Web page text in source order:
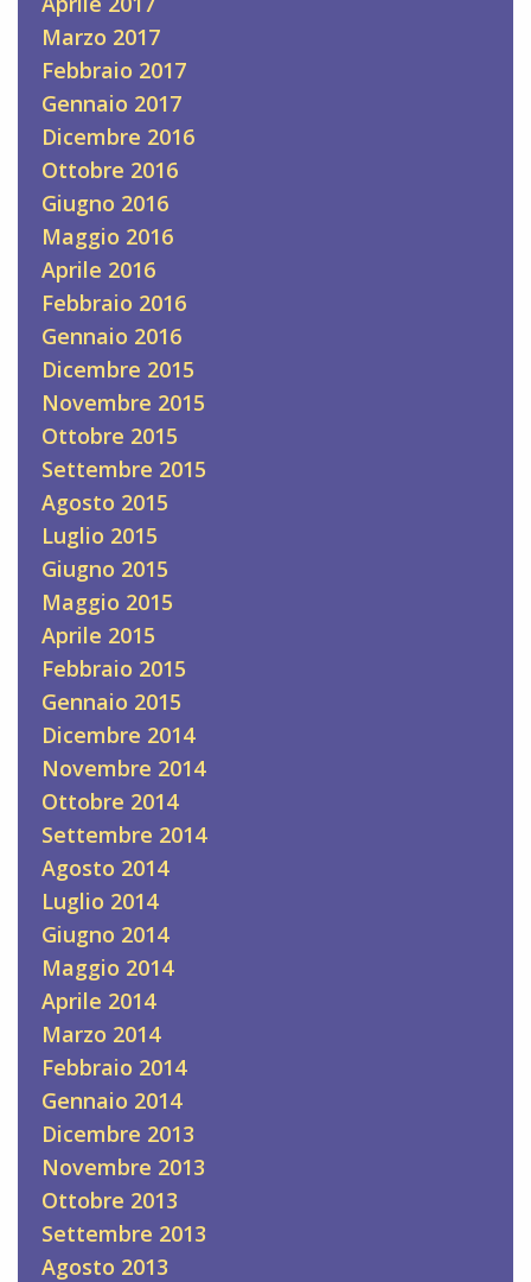
Marzo 2017
Febbraio 2017
Gennaio 2017
Dicembre 2016
Ottobre 2016
Giugno 2016
Maggio 2016
Aprile 2016
Febbraio 2016
Gennaio 2016
Dicembre 2015
Novembre 2015
Ottobre 2015
Settembre 2015
Agosto 2015
Luglio 2015
Giugno 2015
Maggio 2015
Aprile 2015
Febbraio 2015
Gennaio 2015
Dicembre 2014
Novembre 2014
Ottobre 2014
Settembre 2014
Agosto 2014
Luglio 2014
Giugno 2014
Maggio 2014
Aprile 2014
Marzo 2014
Febbraio 2014
Gennaio 2014
Dicembre 2013
Novembre 2013
Ottobre 2013
Settembre 2013
Agosto 2013